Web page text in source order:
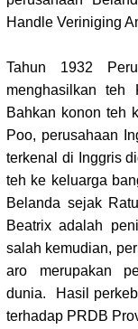
Handle Veriniging
Tahun 1932
menghasilkan teh
Bahkan konon teh
Poo, perusahaan
terkenal di Inggris
teh ke keluarga
Belanda sejak
Beatrix adalah
salah kemudian,
aro merupakan
dunia.
Hasil
terhadap PRDB